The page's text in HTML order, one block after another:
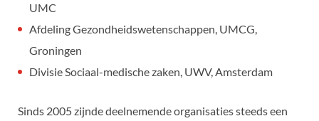
UMC
Afdeling Gezondheidswetenschappen, UMCG,
Groningen
Divisie Sociaal-medische zaken, UWV, Amsterdam
Sinds 2005 zijnde deelnemende organisaties steeds een